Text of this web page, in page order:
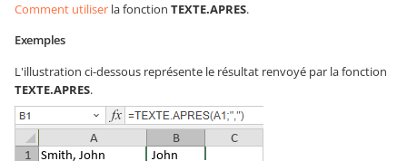
Comment utiliser la fonction TEXTE.APRES.
Exemples
L'illustration ci-dessous représente le résultat renvoyé par la fonction
TEXTE.APRES.